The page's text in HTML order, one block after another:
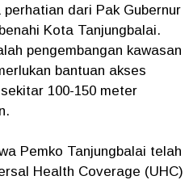
dari Pak Gubernur
Kota Tanjungbalai.
pengembangan kawasan
bantuan akses
100-150 meter
Pemko Tanjungbalai telah
Health Coverage (UHC)